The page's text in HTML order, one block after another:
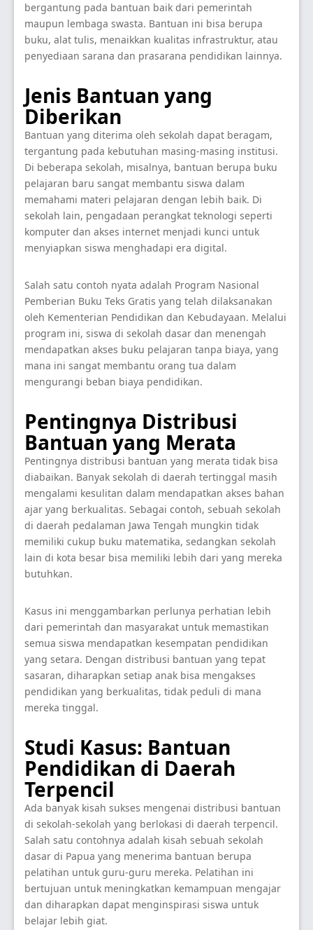
bergantung pada bantuan baik dari pemerintah
maupun lembaga swasta. Bantuan ini bisa berupa
buku, alat tulis, menaikkan kualitas infrastruktur, atau
penyediaan sarana dan prasarana pendidikan lainnya.
Jenis Bantuan yang
Diberikan
Bantuan yang diterima oleh sekolah dapat beragam,
tergantung pada kebutuhan masing-masing institusi.
Di beberapa sekolah, misalnya, bantuan berupa buku
pelajaran baru sangat membantu siswa dalam
memahami materi pelajaran dengan lebih baik. Di
sekolah lain, pengadaan perangkat teknologi seperti
komputer dan akses internet menjadi kunci untuk
menyiapkan siswa menghadapi era digital.
Salah satu contoh nyata adalah Program Nasional
Pemberian Buku Teks Gratis yang telah dilaksanakan
oleh Kementerian Pendidikan dan Kebudayaan. Melalui
program ini, siswa di sekolah dasar dan menengah
mendapatkan akses buku pelajaran tanpa biaya, yang
mana ini sangat membantu orang tua dalam
mengurangi beban biaya pendidikan.
Pentingnya Distribusi
Bantuan yang Merata
Pentingnya distribusi bantuan yang merata tidak bisa
diabaikan. Banyak sekolah di daerah tertinggal masih
mengalami kesulitan dalam mendapatkan akses bahan
ajar yang berkualitas. Sebagai contoh, sebuah sekolah
di daerah pedalaman Jawa Tengah mungkin tidak
memiliki cukup buku matematika, sedangkan sekolah
lain di kota besar bisa memiliki lebih dari yang mereka
butuhkan.
Kasus ini menggambarkan perlunya perhatian lebih
dari pemerintah dan masyarakat untuk memastikan
semua siswa mendapatkan kesempatan pendidikan
yang setara. Dengan distribusi bantuan yang tepat
sasaran, diharapkan setiap anak bisa mengakses
pendidikan yang berkualitas, tidak peduli di mana
mereka tinggal.
Studi Kasus: Bantuan
Pendidikan di Daerah
Terpencil
Ada banyak kisah sukses mengenai distribusi bantuan
di sekolah-sekolah yang berlokasi di daerah terpencil.
Salah satu contohnya adalah kisah sebuah sekolah
dasar di Papua yang menerima bantuan berupa
pelatihan untuk guru-guru mereka. Pelatihan ini
bertujuan untuk meningkatkan kemampuan mengajar
dan diharapkan dapat menginspirasi siswa untuk
belajar lebih giat.